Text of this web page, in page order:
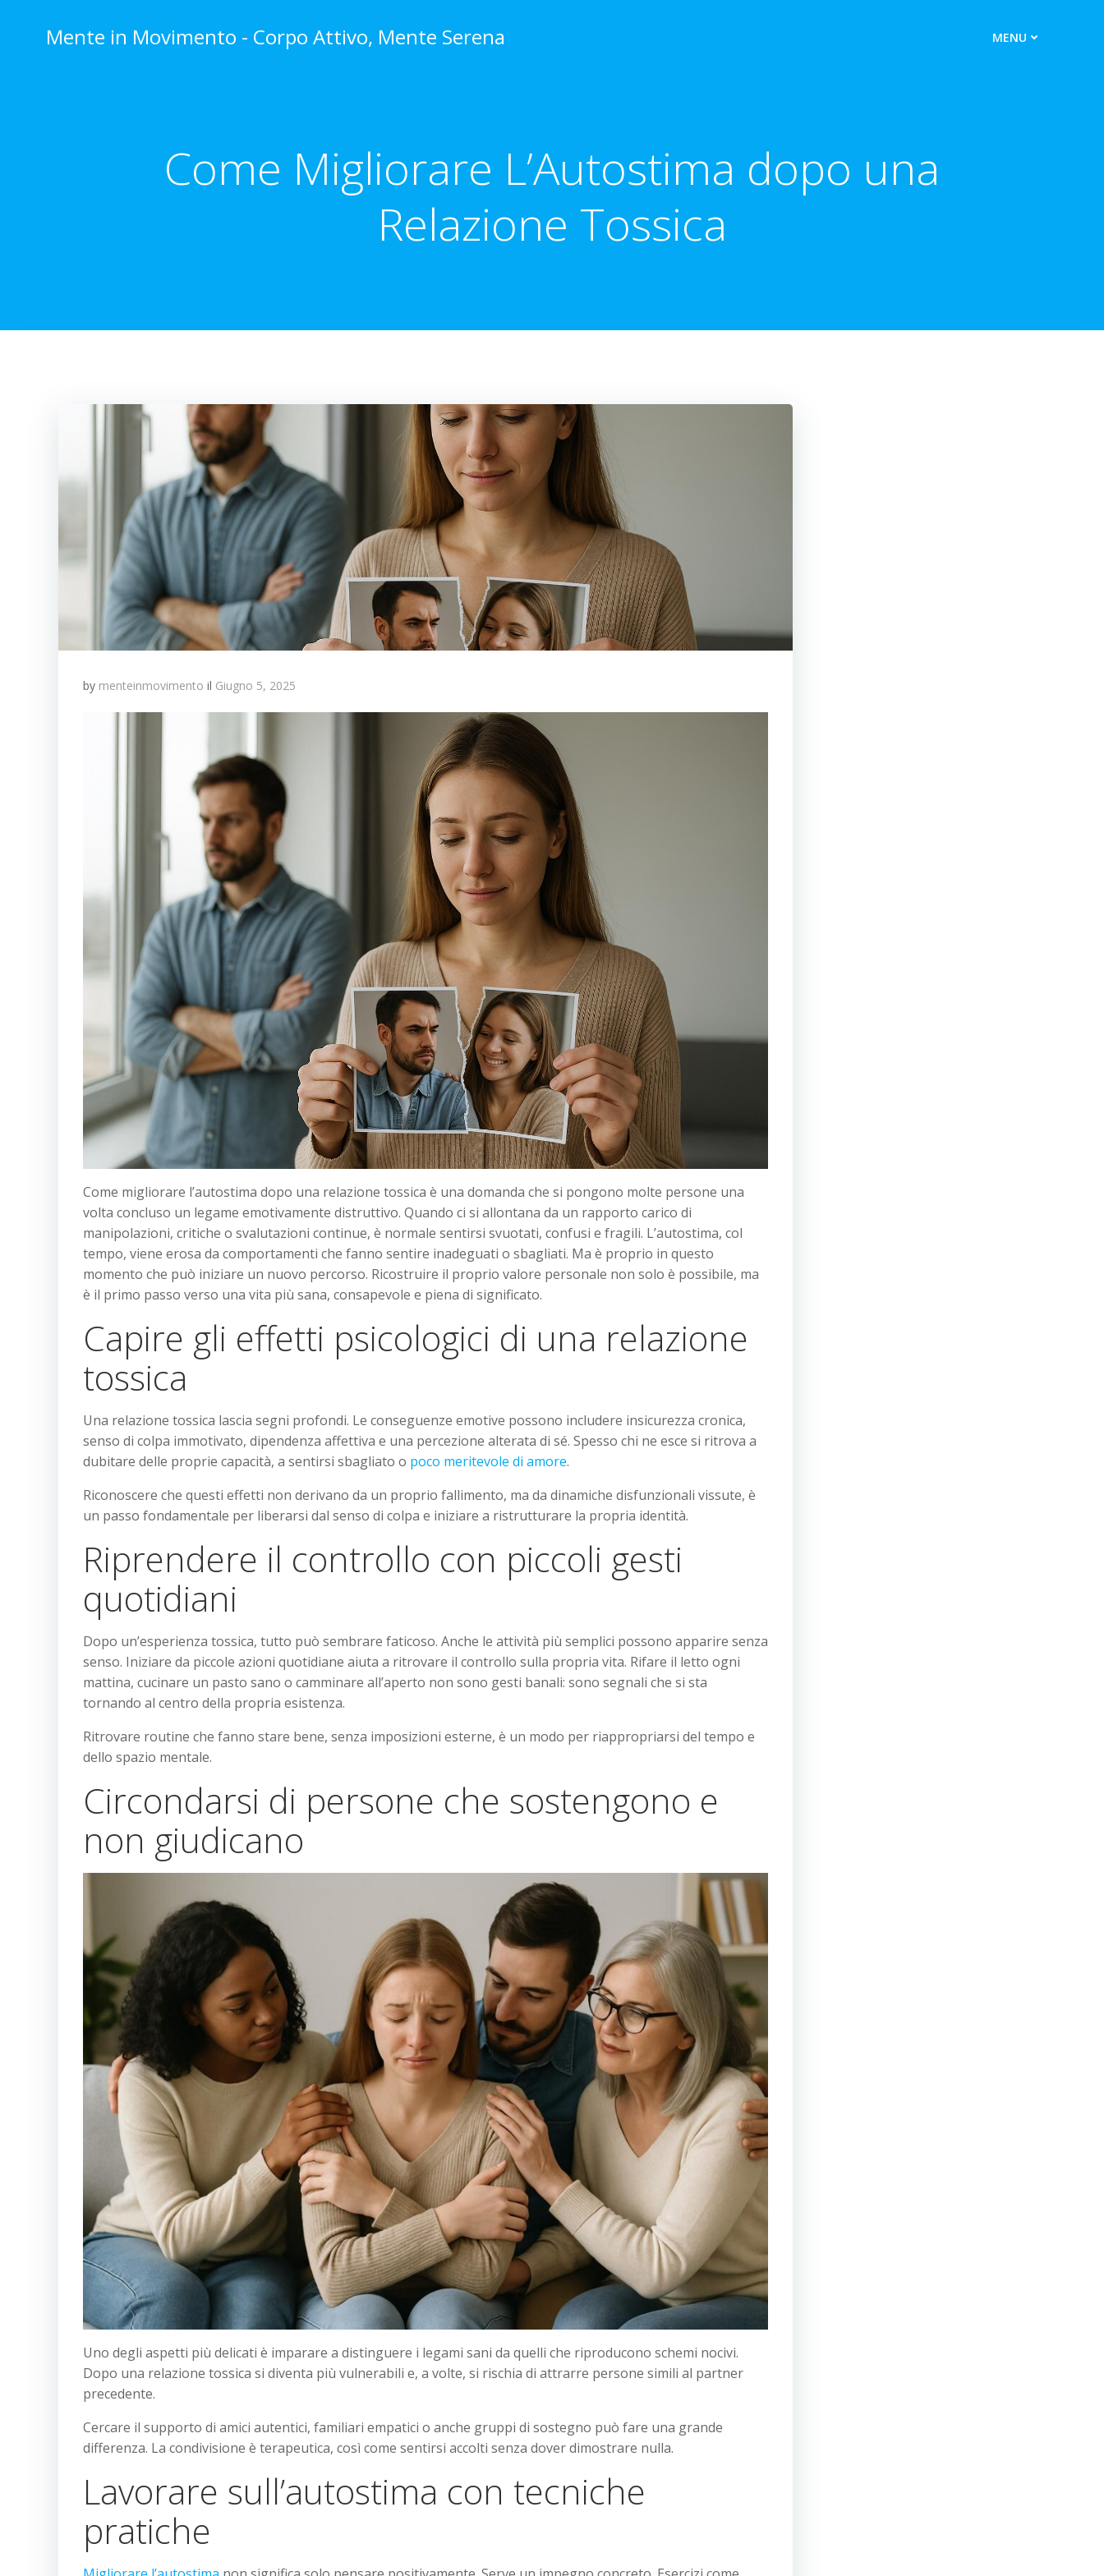
contenutoMente in Movimento - Corpo Attivo, Mente Serena MENU
Come Migliorare L’Autostima dopo una
Relazione Tossica
by menteinmovimento il Giugno 5, 2025
Come migliorare l’autostima dopo una relazione tossica è una domanda che si pongono molte persone una
volta concluso un legame emotivamente distruttivo. Quando ci si allontana da un rapporto carico di
manipolazioni, critiche o svalutazioni continue, è normale sentirsi svuotati, confusi e fragili. L’autostima, col
tempo, viene erosa da comportamenti che fanno sentire inadeguati o sbagliati. Ma è proprio in questo
momento che può iniziare un nuovo percorso. Ricostruire il proprio valore personale non solo è possibile, ma
è il primo passo verso una vita più sana, consapevole e piena di significato.
Capire gli effetti psicologici di una relazione
tossica
Una relazione tossica lascia segni profondi. Le conseguenze emotive possono includere insicurezza cronica,
senso di colpa immotivato, dipendenza affettiva e una percezione alterata di sé. Spesso chi ne esce si ritrova a
dubitare delle proprie capacità, a sentirsi sbagliato o poco meritevole di amore.
Riconoscere che questi effetti non derivano da un proprio fallimento, ma da dinamiche disfunzionali vissute, è
un passo fondamentale per liberarsi dal senso di colpa e iniziare a ristrutturare la propria identità.
Riprendere il controllo con piccoli gesti
quotidiani
Dopo un’esperienza tossica, tutto può sembrare faticoso. Anche le attività più semplici possono apparire senza
senso. Iniziare da piccole azioni quotidiane aiuta a ritrovare il controllo sulla propria vita. Rifare il letto ogni
mattina, cucinare un pasto sano o camminare all’aperto non sono gesti banali: sono segnali che si sta
tornando al centro della propria esistenza.
Ritrovare routine che fanno stare bene, senza imposizioni esterne, è un modo per riappropriarsi del tempo e
dello spazio mentale.
Circondarsi di persone che sostengono e
non giudicano
Uno degli aspetti più delicati è imparare a distinguere i legami sani da quelli che riproducono schemi nocivi.
Dopo una relazione tossica si diventa più vulnerabili e, a volte, si rischia di attrarre persone simili al partner
precedente.
Cercare il supporto di amici autentici, familiari empatici o anche gruppi di sostegno può fare una grande
differenza. La condivisione è terapeutica, così come sentirsi accolti senza dover dimostrare nulla.
Lavorare sull’autostima con tecniche
pratiche